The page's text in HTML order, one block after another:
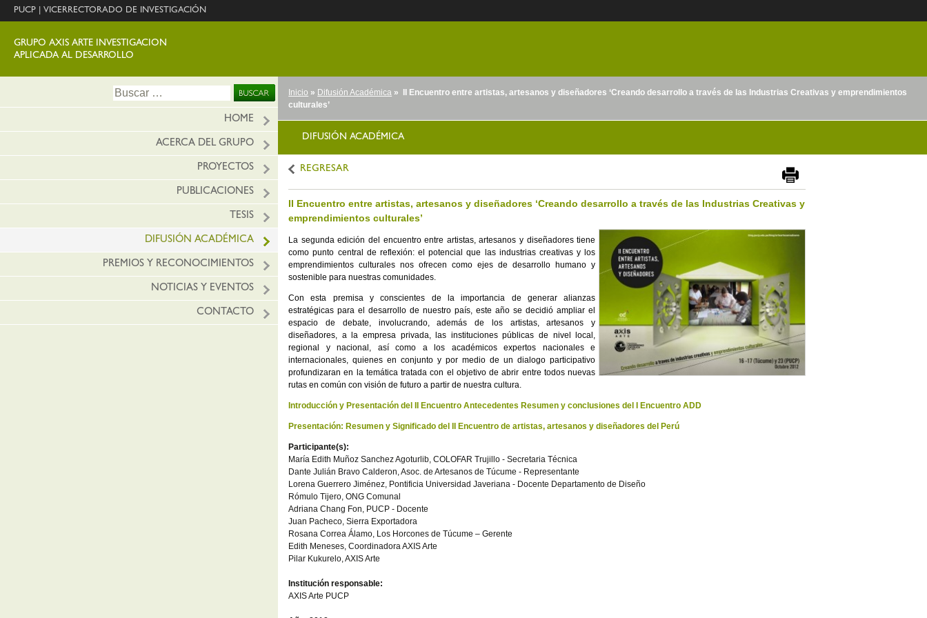
PUCP VICERRECTORADO DE INVESTIGACIÓN
GRUPO AXIS ARTE INVESTIGACION
APLICADA AL DESARROLLO
Buscar:
HOME
ACERCA DEL GRUPO
PROYECTOS
PUBLICACIONES
TESIS
DIFUSIÓN ACADÉMICA
PREMIOS Y RECONOCIMIENTOS
NOTICIAS Y EVENTOS
CONTACTO
Inicio » Difusión Académica » II Encuentro entre artistas, artesanos y diseñadores ‘Creando desarrollo a través de las Industrias Creativas y emprendimientos
culturales’
DIFUSIÓN ACADÉMICA
REGRESAR
II Encuentro entre artistas, artesanos y diseñadores ‘Creando desarrollo a través de las Industrias Creativas y
emprendimientos culturales’
La segunda edición del encuentro entre artistas, artesanos y diseñadores tiene
como punto central de reflexión: el potencial que las industrias creativas y los
emprendimientos culturales nos ofrecen como ejes de desarrollo humano y
sostenible para nuestras comunidades.
Con esta premisa y conscientes de la importancia de generar alianzas
estratégicas para el desarrollo de nuestro país, este año se decidió ampliar el
espacio de debate, involucrando, además de los artistas, artesanos y
diseñadores, a la empresa privada, las instituciones públicas de nivel local,
regional y nacional, así como a los académicos expertos nacionales e
internacionales, quienes en conjunto y por medio de un dialogo participativo
profundizaran en la temática tratada con el objetivo de abrir entre todos nuevas
rutas en común con visión de futuro a partir de nuestra cultura.
Introducción y Presentación del II Encuentro Antecedentes Resumen y conclusiones del I Encuentro ADD
Presentación: Resumen y Significado del II Encuentro de artistas, artesanos y diseñadores del Perú
Participante(s):
María Edith Muñoz Sanchez Agoturlib, COLOFAR Trujillo - Secretaria Técnica
Dante Julián Bravo Calderon, Asoc. de Artesanos de Túcume - Representante
Lorena Guerrero Jiménez, Pontificia Universidad Javeriana - Docente Departamento de Diseño
Rómulo Tijero, ONG Comunal
Adriana Chang Fon, PUCP - Docente
Juan Pacheco, Sierra Exportadora
Rosana Correa Álamo, Los Horcones de Túcume – Gerente
Edith Meneses, Coordinadora AXIS Arte
Pilar Kukurelo, AXIS Arte
Institución responsable:
AXIS Arte PUCP